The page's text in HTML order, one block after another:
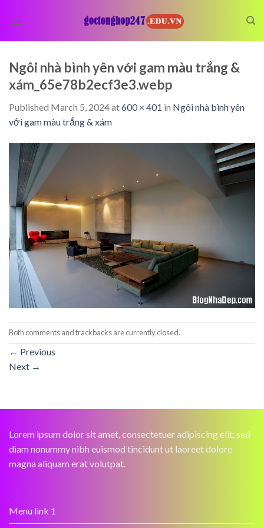
Ngôi nhà bình yên với gam màu trắng &
xám_65e78b2ecf3e3.webp
Published March 5, 2024at600 × 401 in Ngôi nhà bình yên
với gam màu trắng & xám
Both comments and trackbacks are currently closed.
← Previous
Next →
Lorem ipsum dolor sit amet, consectetuer adipiscing elit, sed
diam nonummy nibh euismod tincidunt ut laoreet dolore
magna aliquam erat volutpat.
Menu link 1